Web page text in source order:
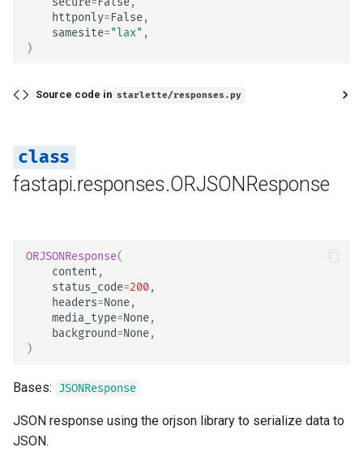
status_code
background
headers
init_headers
set_cookie
delete_cookie
Response
charset
httponly=False,
samesite="lax" ,
)
Source code in starlette/responses.py
fastapi.responses.ORJSONResponse
ORJSONResponse(
content ,
status_code=200,
headers=None,
media_type=None,
background=None,
)
Bases: JSONResponse
JSON response using the orjson library to serialize data to
JSON.